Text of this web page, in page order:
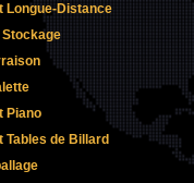
Longue-Distance
Stockage
Piano
Tables de Billard